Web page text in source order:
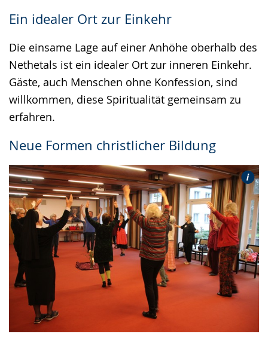
Ein idealer Ort zur Einkehr
Die einsame Lage auf einer Anhöhe oberhalb des
Nethetals ist ein idealer Ort zur inneren Einkehr.
Gäste, auch Menschen ohne Konfession, sind
willkommen, diese Spiritualität gemeinsam zu
erfahren.
Neue Formen christlicher Bildung